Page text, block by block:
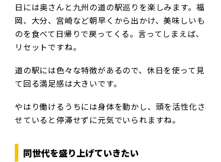
日には奥さんと九州の道の駅巡りを楽しみます。福
岡、大分、宮崎など朝早くから出かけ、美味しいも
のを食べて日帰りで戻ってくる。言ってしまえば、
リセットですね。
道の駅には色々な特徴があるので、休日を使って見
て回る満足感は大きいです。
やはり働けるうちには身体を動かし、頭を活性化さ
せていると停滞せずに元気でいられますね。
同世代を盛り上げていきたい